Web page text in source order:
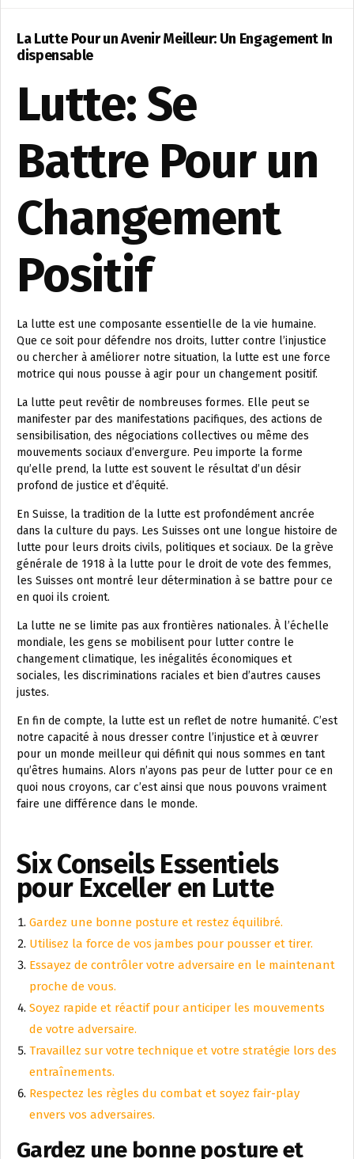
La Lutte Pour un Avenir Meilleur: Un Engagement In
dispensable
Lutte: Se
Battre Pour un
Changement
Positif
La lutte est une composante essentielle de la vie humaine.
Que ce soit pour défendre nos droits, lutter contre l’injustice
ou chercher à améliorer notre situation, la lutte est une force
motrice qui nous pousse à agir pour un changement positif.
La lutte peut revêtir de nombreuses formes. Elle peut se
manifester par des manifestations pacifiques, des actions de
sensibilisation, des négociations collectives ou même des
mouvements sociaux d’envergure. Peu importe la forme
qu’elle prend, la lutte est souvent le résultat d’un désir
profond de justice et d’équité.
En Suisse, la tradition de la lutte est profondément ancrée
dans la culture du pays. Les Suisses ont une longue histoire de
lutte pour leurs droits civils, politiques et sociaux. De la grève
générale de 1918 à la lutte pour le droit de vote des femmes,
les Suisses ont montré leur détermination à se battre pour ce
en quoi ils croient.
La lutte ne se limite pas aux frontières nationales. À l’échelle
mondiale, les gens se mobilisent pour lutter contre le
changement climatique, les inégalités économiques et
sociales, les discriminations raciales et bien d’autres causes
justes.
En fin de compte, la lutte est un reflet de notre humanité. C’est
notre capacité à nous dresser contre l’injustice et à œuvrer
pour un monde meilleur qui définit qui nous sommes en tant
qu’êtres humains. Alors n’ayons pas peur de lutter pour ce en
quoi nous croyons, car c’est ainsi que nous pouvons vraiment
faire une différence dans le monde.
Six Conseils Essentiels
pour Exceller en Lutte
Gardez une bonne posture et restez équilibré.
Utilisez la force de vos jambes pour pousser et tirer.
Essayez de contrôler votre adversaire en le maintenant
proche de vous.
Soyez rapide et réactif pour anticiper les mouvements
de votre adversaire.
Travaillez sur votre technique et votre stratégie lors des
entraînements.
Respectez les règles du combat et soyez fair-play
envers vos adversaires.
Gardez une bonne posture et